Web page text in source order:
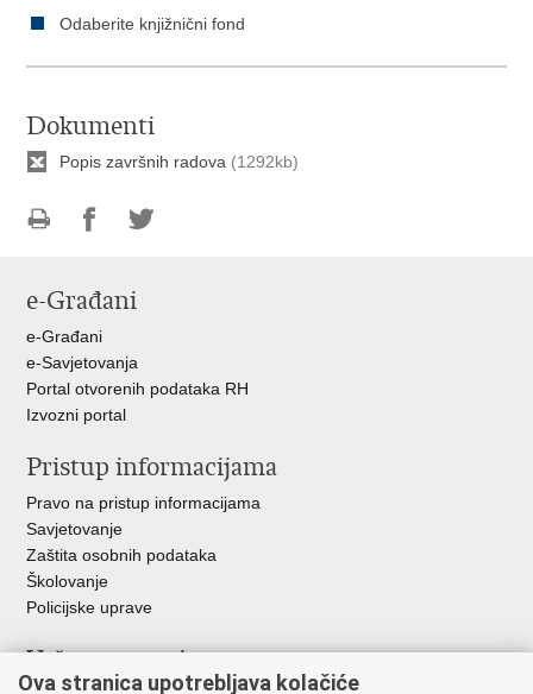
Odaberite knjižnični fond
Dokumenti
Popis završnih radova (1292kb)
FacebookuTwitteru
e-Građani
e-Građani
e-Savjetovanja
Portal otvorenih podataka RH
Izvozni portal
Pristup informacijama
Pravo na pristup informacijama
Savjetovanje
Zaštita osobnih podataka
Školovanje
Policijske uprave
Važne poveznice
Ova stranica upotrebljava kolačiće